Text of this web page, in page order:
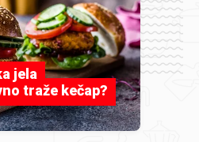
jela
traže kečap?